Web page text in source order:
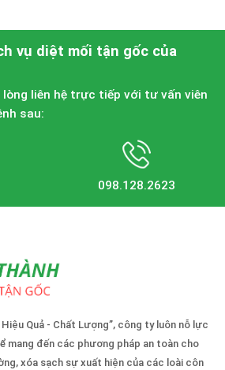
vụ diệt mối tận gốc của
lòng liên hệ trực tiếp với tư vấn viên
sau:
098.128.2623
Quả - Chất Lượng”, công ty luôn nỗ lực
mang đến các phương pháp an toàn cho
xóa sạch sự xuất hiện của các loài côn